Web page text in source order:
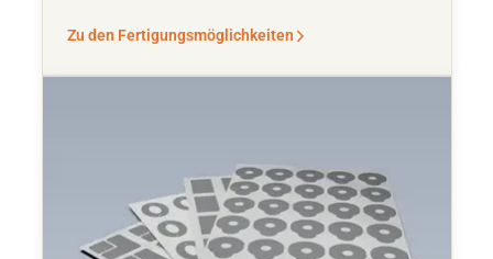
Zu den Fertigungsmöglichkeiten